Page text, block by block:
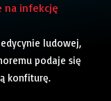
na infekcję
ludowej,
podaje się
konfiturę.